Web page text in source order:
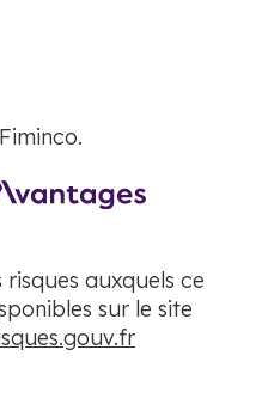
Fiminco.
auxquels ce
sur le site